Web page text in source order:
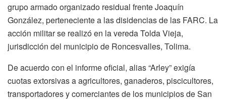
grupo armado organizado residual frente Joaquín
González, perteneciente a las disidencias de las FARC. La
acción militar se realizó en la vereda Tolda Vieja,
jurisdicción del municipio de Roncesvalles, Tolima.
De acuerdo con el informe oficial, alias “Arley” exigía
cuotas extorsivas a agricultores, ganaderos, piscicultores,
transportadores y comerciantes de los municipios de San